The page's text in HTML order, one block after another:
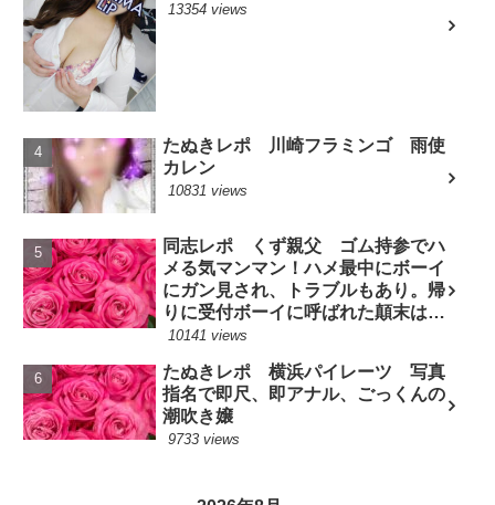
13354 views
たぬきレポ 川崎フラミンゴ 雨使
カレン
10831 views
同志レポ くず親父 ゴム持参でハ
メる気マンマン！ハメ最中にボーイ
にガン見され、トラブルもあり。帰
りに受付ボーイに呼ばれた顛末は？
(7/10現役嬢)
10141 views
たぬきレポ 横浜パイレーツ 写真
指名で即尺、即アナル、ごっくんの
潮吹き嬢
9733 views